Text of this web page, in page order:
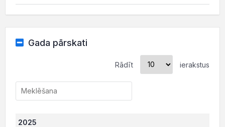
Gada pārskati
Rādīt ierakstus
2025